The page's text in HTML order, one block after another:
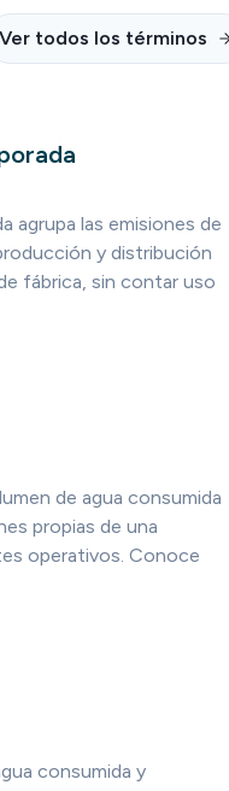
Ver todos los términos
agrupa las emisiones de
y distribución
fábrica, sin contar uso
de agua consumida
propias de una
operativos. Conoce
consumida y